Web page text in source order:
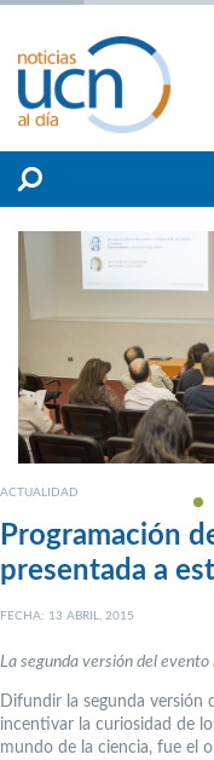
ACTUALIDAD
Programación
presentada a
FECHA: 13 ABRIL, 2015
La segunda versión del evento
Difundir la segunda versión
incentivar la curiosidad de
mundo de la ciencia, fue el